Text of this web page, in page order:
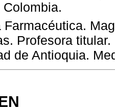
Farmacéutica.
Profesora
de Antioquia.